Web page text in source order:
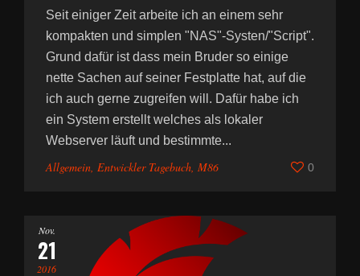
Seit einiger Zeit arbeite ich an einem sehr
kompakten und simplen "NAS"-Systen/"Script".
Grund dafür ist dass mein Bruder so einige
nette Sachen auf seiner Festplatte hat, auf die
ich auch gerne zugreifen will. Dafür habe ich
ein System erstellt welches als lokaler
Webserver läuft und bestimmte...
Allgemein, Entwickler Tagebuch, M86 0
Nov.
21
2016